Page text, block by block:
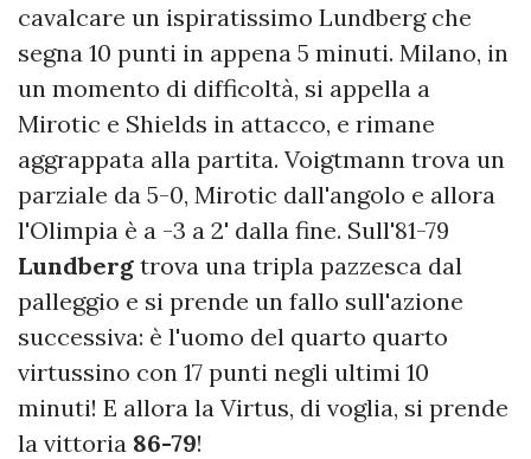
cavalcare un ispiratissimo Lundberg che
segna 10 punti in appena 5 minuti. Milano, in
un momento di difficoltà, si appella a
Mirotic e Shields in attacco, e rimane
aggrappata alla partita. Voigtmann trova un
parziale da 5-0, Mirotic dall'angolo e allora
l'Olimpia è a -3 a 2' dalla fine. Sull'81-79
Lundberg trova una tripla pazzesca dal
palleggio e si prende un fallo sull'azione
successiva: è l'uomo del quarto quarto
virtussino con 17 punti negli ultimi 10
minuti! E allora la Virtus, di voglia, si prende
la vittoria 86-79!